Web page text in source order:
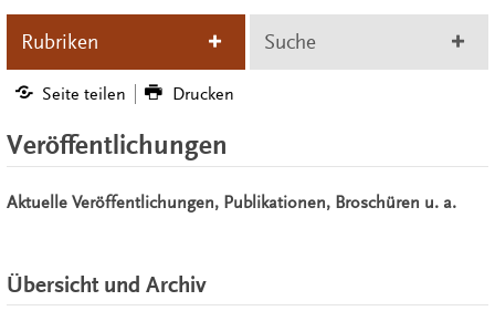
Rubriken Suche
Seite teilen Drucken
Veröffentlichungen
Aktuelle Veröffentlichungen, Publikationen, Broschüren u. a.
Übersicht und Archiv